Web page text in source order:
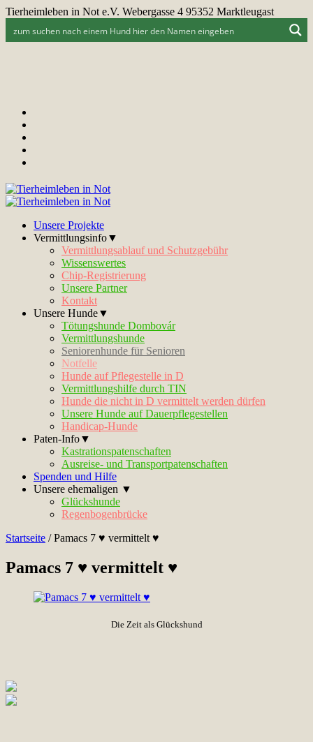
Tierheimleben in Not e.V. Webergasse 4 95352 Marktleugast
Unsere Projekte
Vermittlungsinfo▼
Vermittlungsablauf und Schutzgebühr
Wissenswertes
Chip-Registrierung
Unsere Partner
Kontakt
Unsere Hunde▼
Tötungshunde Dombovár
Vermittlungshunde
Seniorenhunde für Senioren
Notfelle
Hunde auf Pflegestelle in D
Vermittlungshilfe durch TIN
Hunde die nicht in D vermittelt werden dürfen
Unsere Hunde auf Dauerpflegestellen
Handicap-Hunde
Paten-Info▼
Kastrationspatenschaften
Ausreise- und Transportpatenschaften
Spenden und Hilfe
Unsere ehemaligen ▼
Glückshunde
Regenbogenbrücke
Startseite /Pamacs 7 ♥ vermittelt ♥
Pamacs 7 ♥ vermittelt ♥
Die Zeit als Glückshund